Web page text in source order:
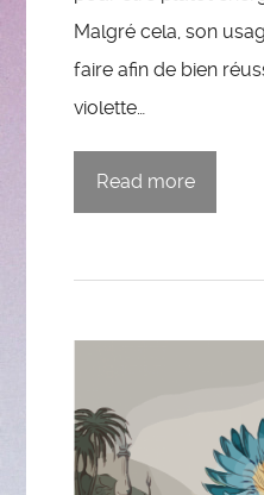
Malgré cela, son
faire afin de bien
violette…
Read more